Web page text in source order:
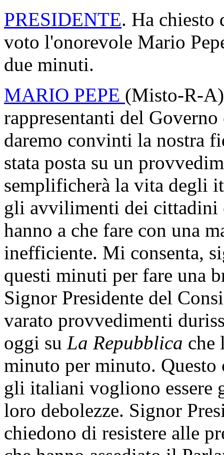
PRESIDENTE. Ha chiesto
voto l'onorevole Mario
due minuti.
MARIO PEPE (Misto-R-
rappresentanti del
daremo convinti la nostra
stata posta su un
semplificherà la vita degli
gli avvilimenti dei cittadini
hanno a che fare con una
inefficiente. Mi consenta,
questi minuti per fare una
Signor Presidente del
varato provvedimenti
oggi su La Repubblica che
minuto per minuto. Questo
gli italiani vogliono essere
loro debolezze. Signor
chiedono di resistere alle